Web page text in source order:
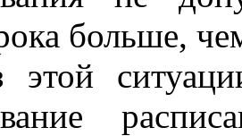
больше,
ситуации